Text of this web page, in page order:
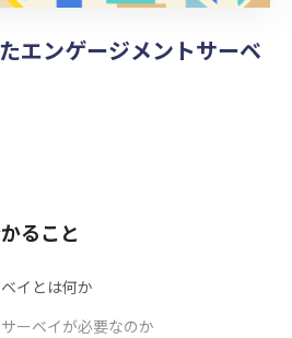
エンゲージメントサーベ
ること
イとは何か
ーベイが必要なのか